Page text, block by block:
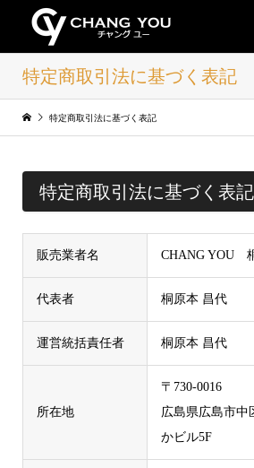
特定商取引法に基づく表記
特定商取引法に基づく表記
特定商取引法に基づく表記
販売業者名 CHANG YOU
代表者 桐原本 昌代
運営統括責任者 桐原本 昌代
所在地
〒730-0016
広島県広島市中
かビル5F